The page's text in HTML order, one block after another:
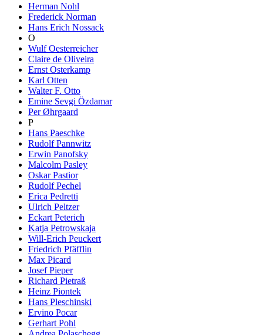
Herman Nohl
Frederick Norman
Hans Erich Nossack
O
Wulf Oesterreicher
Claire de Oliveira
Ernst Osterkamp
Karl Otten
Walter F. Otto
Emine Sevgi Özdamar
Per Øhrgaard
P
Hans Paeschke
Rudolf Pannwitz
Erwin Panofsky
Malcolm Pasley
Oskar Pastior
Rudolf Pechel
Erica Pedretti
Ulrich Peltzer
Eckart Peterich
Katja Petrowskaja
Will-Erich Peuckert
Friedrich Pfäfflin
Max Picard
Josef Pieper
Richard Pietraß
Heinz Piontek
Hans Pleschinski
Ervino Pocar
Gerhart Pohl